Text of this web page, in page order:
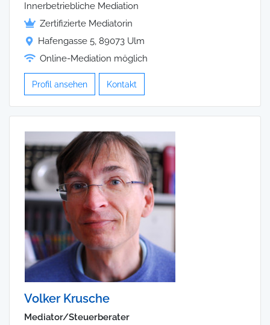
Innerbetriebliche Mediation
Zertifizierte Mediatorin
Hafengasse 5, 89073 Ulm
Online-Mediation möglich
Profil ansehen Kontakt
Volker Krusche
Mediator/Steuerberater